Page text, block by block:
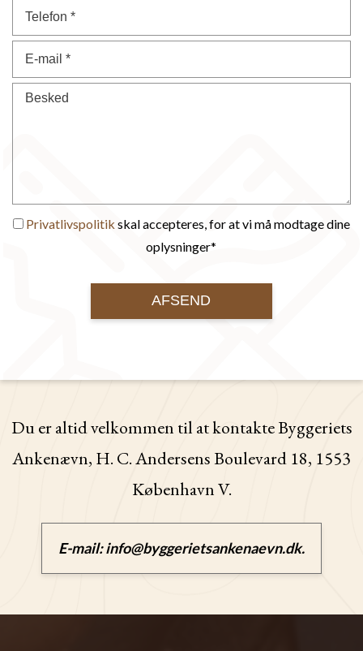
Privatlivspolitik skal accepteres, for at vi må modtage dine
oplysninger*
Du er altid velkommen til at kontakte Byggeriets
Ankenævn, H. C. Andersens Boulevard 18, 1553
København V.
E-mail:info@byggerietsankenaevn.dk.